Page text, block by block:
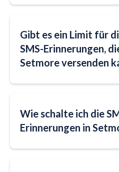
Gibt es ein Limit für
SMS-Erinnerungen,
Setmore versenden
Wie schalte ich die
Erinnerungen in